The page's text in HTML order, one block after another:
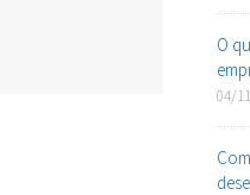
O
04/